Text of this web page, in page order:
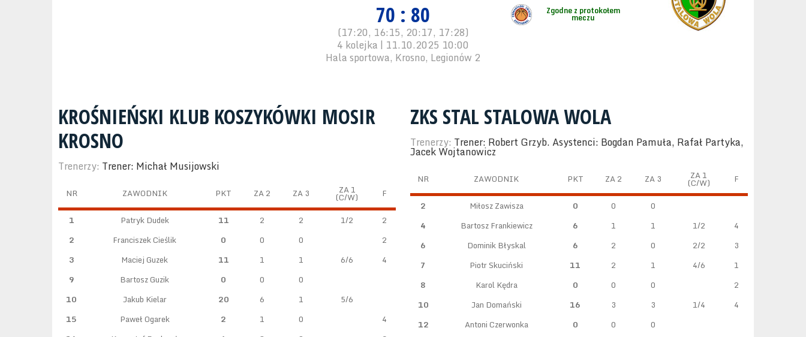
Zgodne z protokołem
meczu
70 : 80
(17:20, 16:15, 20:17, 17:28)
4 kolejka | 11.10.2025 10:00
Hala sportowa, Krosno, Legionów 2
KROŚNIEŃSKI KLUB KOSZYKÓWKI MOSIR
KROSNO
Trenerzy: Trener: Michał Musijowski
NR ZAWODNIK PKT ZA 2 ZA 3 ZA 1
(C/W) F
1 Patryk Dudek 11 2 2 1/2
2
2
Franciszek Cieślik 0 0 0
2
3
Maciej Guzek 11 1 1 6/6
4
9
Bartosz Guzik 0 0
0
10
Jakub Kielar 20 6 1
5/6
15
Paweł Ogarek 2 1 0
4
ZKS STAL STALOWA WOLA
Trenerzy: Trener: Robert Grzyb. Asystenci: Bogdan Pamuła, Rafał Partyka,
Jacek Wojtanowicz
NR ZAWODNIK PKT ZA 2 ZA 3 ZA 1
(C/W) F
2 Miłosz Zawisza 0 0
0
4
Bartosz Frankiewicz 6 1 1 1/2
4
6
Dominik Błyskal 6 2 0 2/2
3
7
Piotr Skuciński 11 2 1 4/6
1
8
Karol Kędra 0 0 0
2
10
Jan Domański 16 3 3 1/4
4
12
Antoni Czerwonka 0 0
0